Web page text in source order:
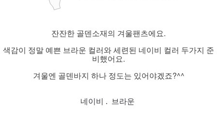
잔잔한 골덴소재의 겨울팬츠에요.
색감이 정말 예쁜 브라운 컬러와 세련된 네이비 컬러 두가지 준
비했어요.
겨울엔 골덴바지 하나 정도는 있어야겠죠?^^
네이비 . 브라운